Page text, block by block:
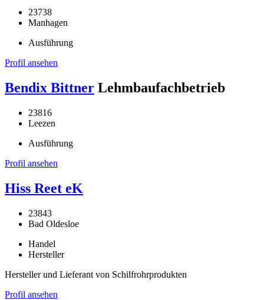
23738
Manhagen
Ausführung
Profil ansehen
Bendix Bittner Lehmbaufachbetrieb
23816
Leezen
Ausführung
Profil ansehen
Hiss Reet eK
23843
Bad Oldesloe
Handel
Hersteller
Hersteller und Lieferant von Schilfrohrprodukten
Profil ansehen